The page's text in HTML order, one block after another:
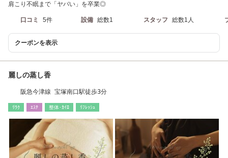
肩こり不眠まで「ヤバい」を卒業◎
口コミ 5件 設備 総数1 スタッフ 総数1人
クーポンを表示
麗しの蒸し香
阪急今津線 宝塚南口駅徒歩3分
ﾘﾗｸ ｴｽﾃ 整体･ｶｲﾛ ﾘﾌﾚｯｼｭ